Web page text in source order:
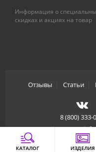
КАТАЛОГ ИЗДЕЛИЯ
Информация о
скидках и акциях на товар
Отзывы Статьи|
8 (800) 333-